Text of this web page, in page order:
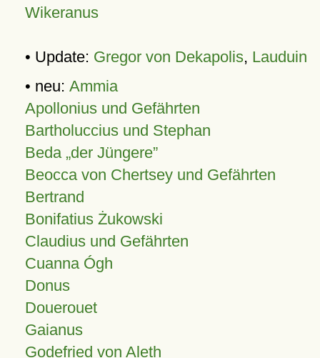
Wikeranus
• Update: Gregor von Dekapolis, Lauduin
• neu: Ammia
Apollonius und Gefährten
Bartholuccius und Stephan
Beda „der Jüngere”
Beocca von Chertsey und Gefährten
Bertrand
Bonifatius Żukowski
Claudius und Gefährten
Cuanna Ógh
Donus
Douerouet
Gaianus
Godefried von Aleth